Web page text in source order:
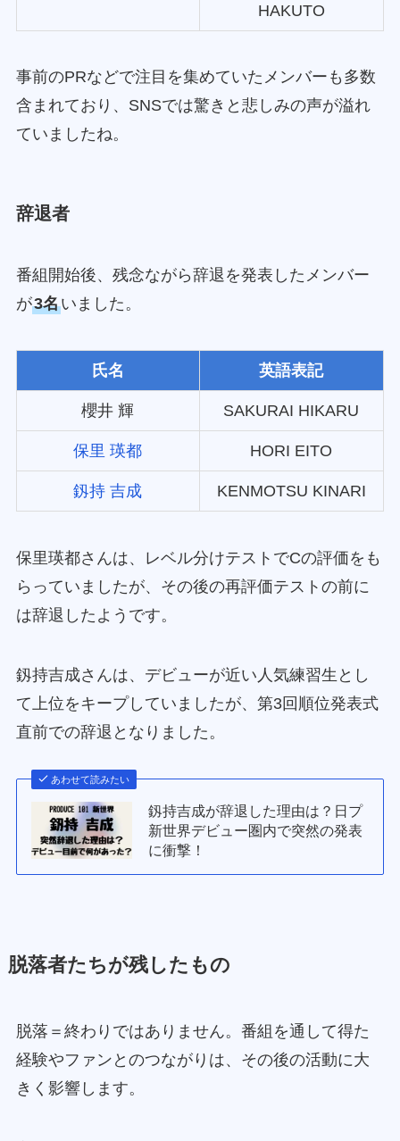
HAKUTO
事前のPRなどで注目を集めていたメンバーも多数
含まれており、SNSでは驚きと悲しみの声が溢れ
ていましたね。
辞退者
番組開始後、残念ながら辞退を発表したメンバー
が3名いました。
氏名 英語表記
櫻井 輝 SAKURAI HIKARU
保里 瑛都 HORI EITO
釼持 吉成 KENMOTSU KINARI
保里瑛都さんは、レベル分けテストでCの評価をも
らっていましたが、その後の再評価テストの前に
は辞退したようです。
釼持吉成さんは、デビューが近い人気練習生とし
て上位をキープしていましたが、第3回順位発表式
直前での辞退となりました。
あわせて読みたい
釼持吉成が辞退した理由は？日プ
新世界デビュー圏内で突然の発表
に衝撃！
脱落者たちが残したもの
脱落＝終わりではありません。番組を通して得た
経験やファンとのつながりは、その後の活動に大
きく影響します。